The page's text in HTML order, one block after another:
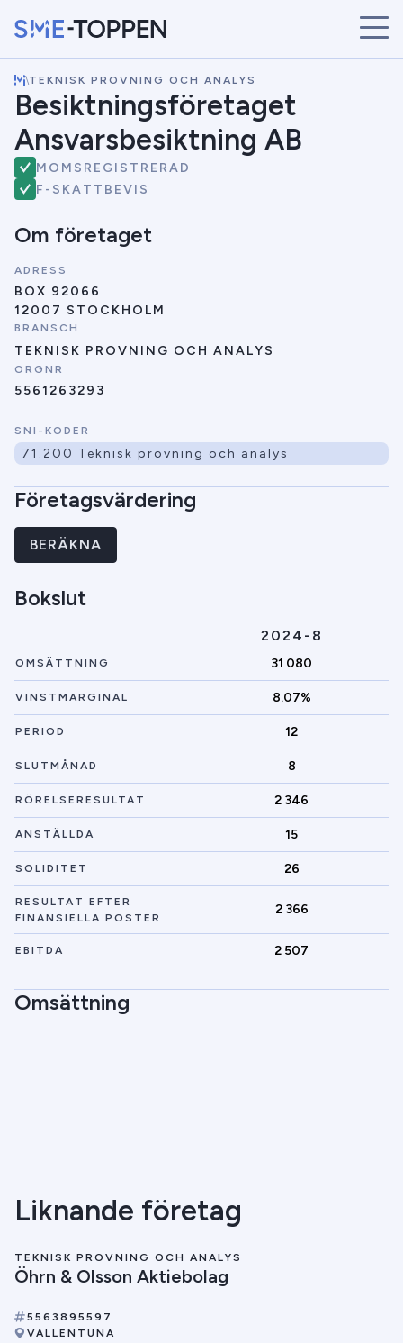
START
ÅRETS VINNARE
BRANSCHER
SÖK
NYHETER
\TEKNISK PROVNING OCH ANALYS
Besiktningsföretaget
Ansvarsbesiktning AB
MOMSREGISTRERAD
F-SKATTBEVIS
Om företaget
ADRESS
BOX 92066
12007 STOCKHOLM
BRANSCH
TEKNISK PROVNING OCH ANALYS
ORGNR
5561263293
SNI-KODER
71.200 Teknisk provning och analys
Företagsvärdering
BERÄKNA
Bokslut
2024-8
OMSÄTTNING 31 080
VINSTMARGINAL 8.07%
PERIOD 12
SLUTMÅNAD 8
RÖRELSERESULTAT 2 346
ANSTÄLLDA 15
SOLIDITET 26
RESULTAT EFTER
FINANSIELLA POSTER
2 366
EBITDA 2 507
Omsättning
Liknande företag
TEKNISK PROVNING OCH ANALYS
Öhrn & Olsson Aktiebolag
5563895597
VALLENTUNA